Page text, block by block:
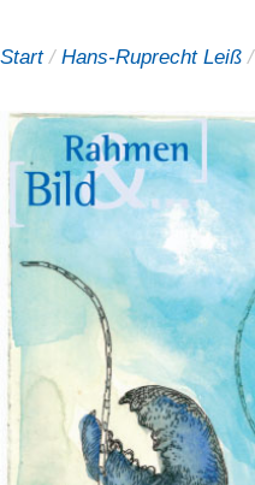
Start/ Hans-Ruprecht Leiß